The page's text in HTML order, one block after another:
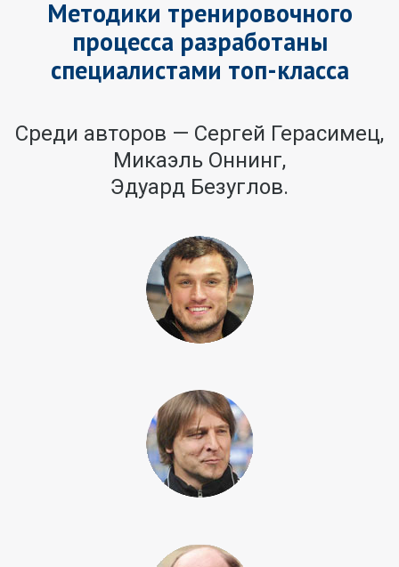
Методики тренировочного
процесса разработаны
специалистами топ-класса
Среди авторов — Сергей Герасимец,
Микаэль Оннинг,
Эдуард Безуглов.